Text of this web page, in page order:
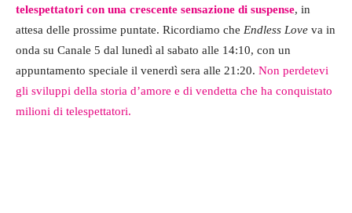
telespettatori con una crescente sensazione di suspense, in
attesa delle prossime puntate. Ricordiamo che Endless Love va in
onda su Canale 5 dal lunedì al sabato alle 14:10, con un
appuntamento speciale il venerdì sera alle 21:20. Non perdetevi
gli sviluppi della storia d’amore e di vendetta che ha conquistato
milioni di telespettatori.